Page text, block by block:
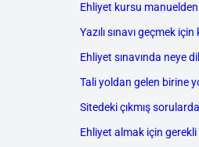
Ehliyet kursu
Yazılı sınavı geçmek
Ehliyet sınavında neye
Tali yoldan gelen birine
Sitedeki çıkmış
Ehliyet almak için gerekli